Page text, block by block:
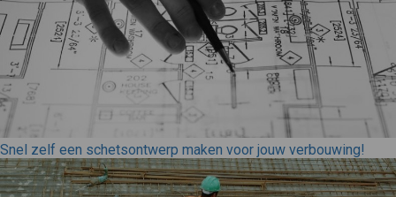
Snel zelf een schetsontwerp maken voor jouw verbouwing!